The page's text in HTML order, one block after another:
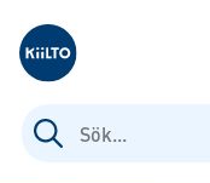
Kiilto Sweden
Sök
efter: